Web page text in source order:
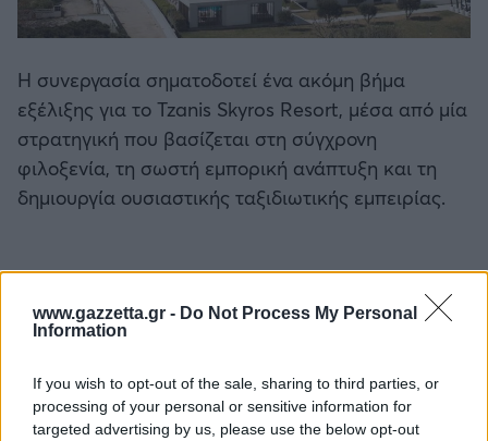
www.gazzetta.gr - Do Not Process My Personal
Information
If you wish to opt-out of the sale, sharing to third parties, or
processing of your personal or sensitive information for
targeted advertising by us, please use the below opt-out
Η συνεργασία σηματοδοτεί ένα ακόμη βήμα
εξέλιξης για το Tzanis Skyros Resort, μέσα από μία
στρατηγική που βασίζεται στη σύγχρονη
φιλοξενία, τη σωστή εμπορική ανάπτυξη και τη
δημιουργία ουσιαστικής ταξιδιωτικής εμπειρίας.
BOROTALCO: Ένα καλοκαιρινό ταξίδι στην καρδιά της
Ιταλίας